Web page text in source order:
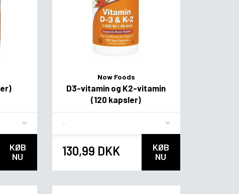
KØB
NU
Now Foods
D3-vitamin og K2-vitamin
(120 kapsler)
130,99 DKK
KØB
NU